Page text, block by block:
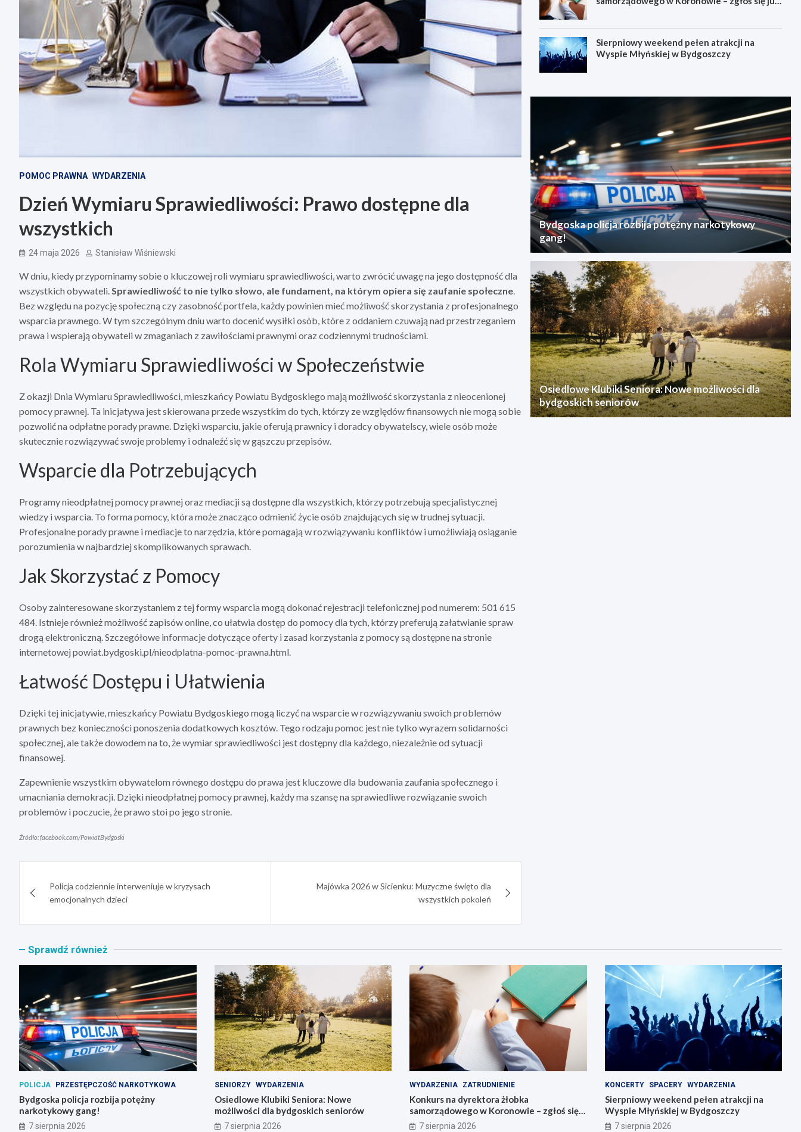
POMOC PRAWNA WYDARZENIA
Dzień Wymiaru Sprawiedliwości: Prawo dostępne dla
wszystkich
24 maja 2026 Stanisław Wiśniewski
W dniu, kiedy przypominamy sobie o kluczowej roli wymiaru sprawiedliwości, warto zwrócić uwagę na jego dostępność dla
wszystkich obywateli.Sprawiedliwość to nie tylko słowo, ale fundament, na którym opiera się zaufanie społeczne.
Bez względu na pozycję społeczną czy zasobność portfela, każdy powinien mieć możliwość skorzystania z profesjonalnego
wsparcia prawnego. W tym szczególnym dniu warto docenić wysiłki osób, które z oddaniem czuwają nad przestrzeganiem
prawa i wspierają obywateli w zmaganiach z zawiłościami prawnymi oraz codziennymi trudnościami.
Rola Wymiaru Sprawiedliwości w Społeczeństwie
Z okazji Dnia Wymiaru Sprawiedliwości, mieszkańcy Powiatu Bydgoskiego mają możliwość skorzystania z nieocenionej
pomocy prawnej. Ta inicjatywa jest skierowana przede wszystkim do tych, którzy ze względów finansowych nie mogą sobie
pozwolić na odpłatne porady prawne. Dzięki wsparciu, jakie oferują prawnicy i doradcy obywatelscy, wiele osób może
skutecznie rozwiązywać swoje problemy i odnaleźć się w gąszczu przepisów.
Wsparcie dla Potrzebujących
Programy nieodpłatnej pomocy prawnej oraz mediacji są dostępne dla wszystkich, którzy potrzebują specjalistycznej
wiedzy i wsparcia. To forma pomocy, która może znacząco odmienić życie osób znajdujących się w trudnej sytuacji.
Profesjonalne porady prawne i mediacje to narzędzia, które pomagają w rozwiązywaniu konfliktów i umożliwiają osiąganie
porozumienia w najbardziej skomplikowanych sprawach.
Jak Skorzystać z Pomocy
Osoby zainteresowane skorzystaniem z tej formy wsparcia mogą dokonać rejestracji telefonicznej pod numerem: 501 615
484. Istnieje również możliwość zapisów online, co ułatwia dostęp do pomocy dla tych, którzy preferują załatwianie spraw
drogą elektroniczną. Szczegółowe informacje dotyczące oferty i zasad korzystania z pomocy są dostępne na stronie
internetowej powiat.bydgoski.pl/nieodplatna-pomoc-prawna.html.
Łatwość Dostępu i Ułatwienia
Dzięki tej inicjatywie, mieszkańcy Powiatu Bydgoskiego mogą liczyć na wsparcie w rozwiązywaniu swoich problemów
prawnych bez konieczności ponoszenia dodatkowych kosztów. Tego rodzaju pomoc jest nie tylko wyrazem solidarności
społecznej, ale także dowodem na to, że wymiar sprawiedliwości jest dostępny dla każdego, niezależnie od sytuacji
finansowej.
Zapewnienie wszystkim obywatelom równego dostępu do prawa jest kluczowe dla budowania zaufania społecznego i
umacniania demokracji. Dzięki nieodpłatnej pomocy prawnej, każdy ma szansę na sprawiedliwe rozwiązanie swoich
problemów i poczucie, że prawo stoi po jego stronie.
Źródło: facebook.com/PowiatBydgoski
wpisuPolicja codziennie interweniuje w kryzysach
emocjonalnych dzieci
Majówka 2026 w Sicienku: Muzyczne święto dla
wszystkich pokoleń
Sierpniowy weekend pełen atrakcji na
Wyspie Młyńskiej w Bydgoszczy
Bydgoska policja rozbija potężny narkotykowy
gang!
Osiedlowe Klubiki Seniora: Nowe możliwości dla
bydgoskich seniorów
Sprawdź również
POLICJA PRZESTĘPCZOŚĆ NARKOTYKOWA
Bydgoska policja rozbija potężny
narkotykowy gang!
7 sierpnia 2026
SENIORZY WYDARZENIA
Osiedlowe Klubiki Seniora: Nowe
możliwości dla bydgoskich seniorów
7 sierpnia 2026
WYDARZENIA ZATRUDNIENIE
Konkurs na dyrektora żłobka
samorządowego w Koronowie – zgłoś się
już dziś!
7 sierpnia 2026
KONCERTY SPACERY WYDARZENIA
Sierpniowy weekend pełen atrakcji na
Wyspie Młyńskiej w Bydgoszczy
7 sierpnia 2026